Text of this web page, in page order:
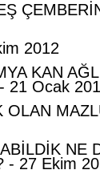
2012
KAN
21 Ocak
OLAN
NE
- 27 Ekim
bir hayat:
Hacı